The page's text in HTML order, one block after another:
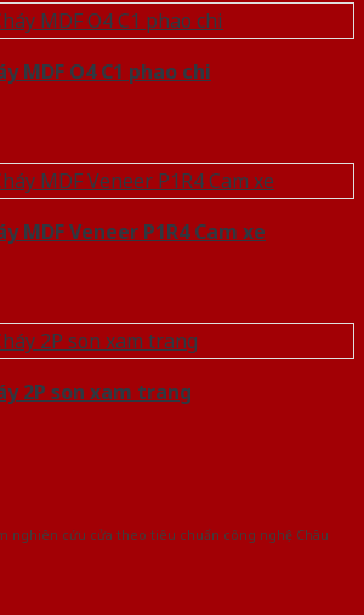
MDF O4 C1 phao chi
MDF Veneer P1R4 Cam xe
2P son xam trang
nghiên cứu cửa theo tiêu chuẩn công nghệ Châu